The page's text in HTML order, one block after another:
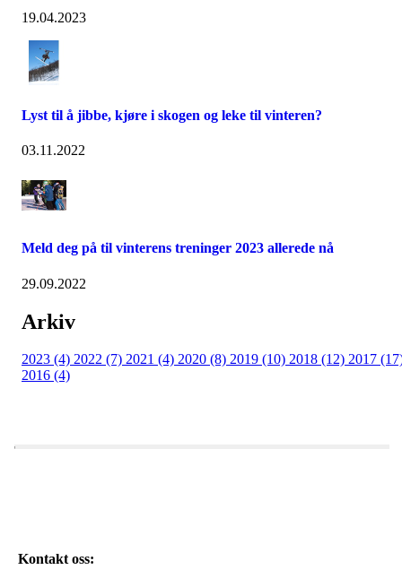
19.04.2023
Lyst til å jibbe, kjøre i skogen og leke til vinteren?
03.11.2022
Meld deg på til vinterens treninger 2023 allerede nå
29.09.2022
Arkiv
2023 (4) 2022 (7) 2021 (4) 2020 (8) 2019 (10) 2018 (12) 2017
2016 (4)
Kontakt oss: